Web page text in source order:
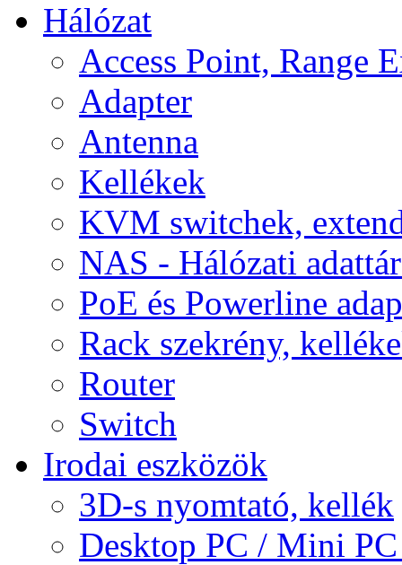
Hálózat
Access Point, Range
Adapter
Antenna
Kellékek
KVM switchek,
NAS - Hálózati
PoE és Powerline
Rack szekrény,
Router
Switch
Irodai eszközök
3D-s nyomtató, kellék
Desktop PC / Mini